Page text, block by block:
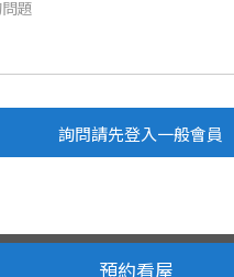
預約看屋
詢問請先登入一般會員
我家網 版權所有 轉載必究服務條款